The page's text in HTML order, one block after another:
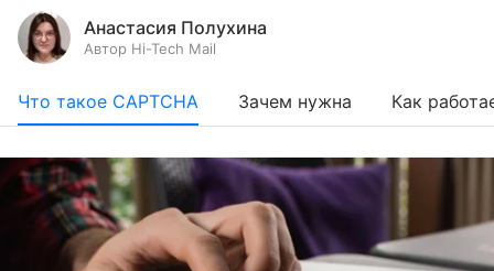
Анастасия Полухина
Автор Hi-Tech Mail
Что такое CAPTCHA Зачем нужна Как